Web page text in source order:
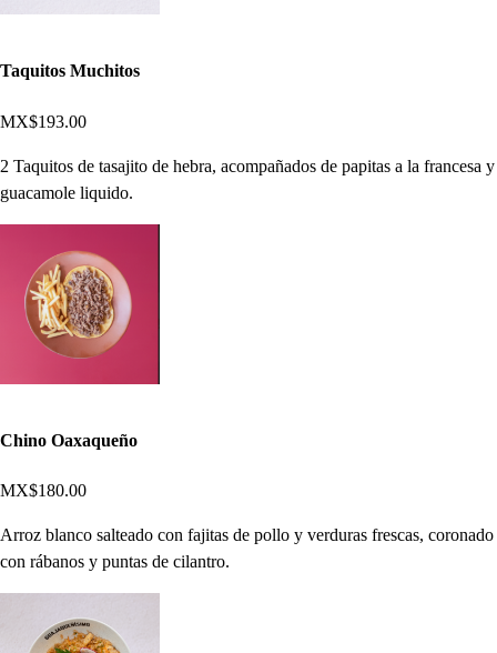
Taquitos Muchitos
MX$193.00
2 Taquitos de tasajito de hebra, acompañados de papitas a la francesa y
guacamole liquido.
Chino Oaxaqueño
MX$180.00
Arroz blanco salteado con fajitas de pollo y verduras frescas, coronado
con rábanos y puntas de cilantro.